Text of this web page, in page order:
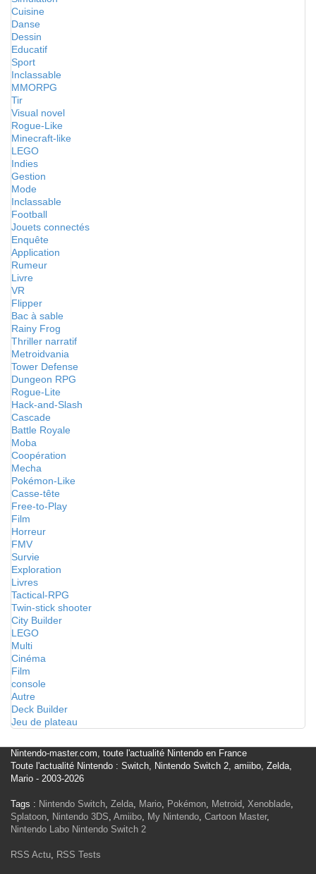
Cuisine
Danse
Dessin
Educatif
Sport
Inclassable
MMORPG
Tir
Visual novel
Rogue-Like
Minecraft-like
LEGO
Indies
Gestion
Mode
Inclassable
Football
Jouets connectés
Enquête
Application
Rumeur
Livre
VR
Flipper
Bac à sable
Rainy Frog
Thriller narratif
Metroidvania
Tower Defense
Dungeon RPG
Rogue-Lite
Hack-and-Slash
Cascade
Battle Royale
Moba
Coopération
Mecha
Pokémon-Like
Casse-tête
Free-to-Play
Film
Horreur
FMV
Survie
Exploration
Livres
Tactical-RPG
Twin-stick shooter
City Builder
LEGO
Multi
Cinéma
Film
console
Autre
Deck Builder
Jeu de plateau
Nintendo-master.com, toute l'actualité Nintendo en France
Toute l'actualité Nintendo : Switch, Nintendo Switch 2, amiibo, Zelda,
Mario - 2003-2026
Tags : Nintendo Switch, Zelda, Mario, Pokémon, Metroid, Xenoblade,
Splatoon, Nintendo 3DS, Amiibo, My Nintendo, Cartoon Master,
Nintendo Labo Nintendo Switch 2
RSS Actu, RSS Tests